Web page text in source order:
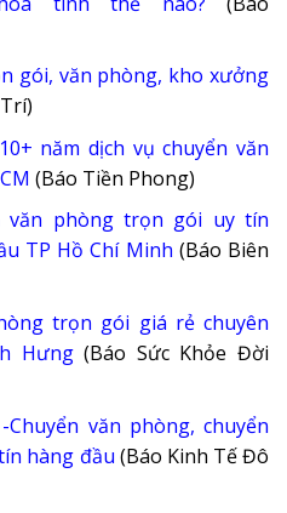
gói, văn phòng, kho xưởng
năm dịch vụ chuyển văn
(Báo Tiền Phong)
văn phòng trọn gói uy tín
TP Hồ Chí Minh (Báo Biên
trọn gói giá rẻ chuyên
Hưng(Báo Sức Khỏe Đời
văn phòng, chuyển
hàng đầu (Báo Kinh Tế Đô